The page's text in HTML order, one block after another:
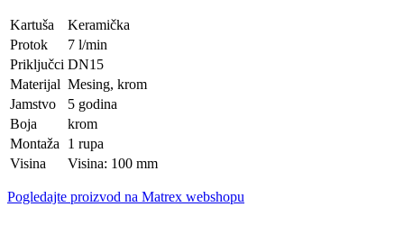
Kartuša
Keramička
Protok
7 l/min
Priključci DN15
Materijal Mesing, krom
Jamstvo
5 godina
Boja
krom
Montaža
1 rupa
Visina
Visina: 100 mm
Pogledajte proizvod na Matrex webshopu